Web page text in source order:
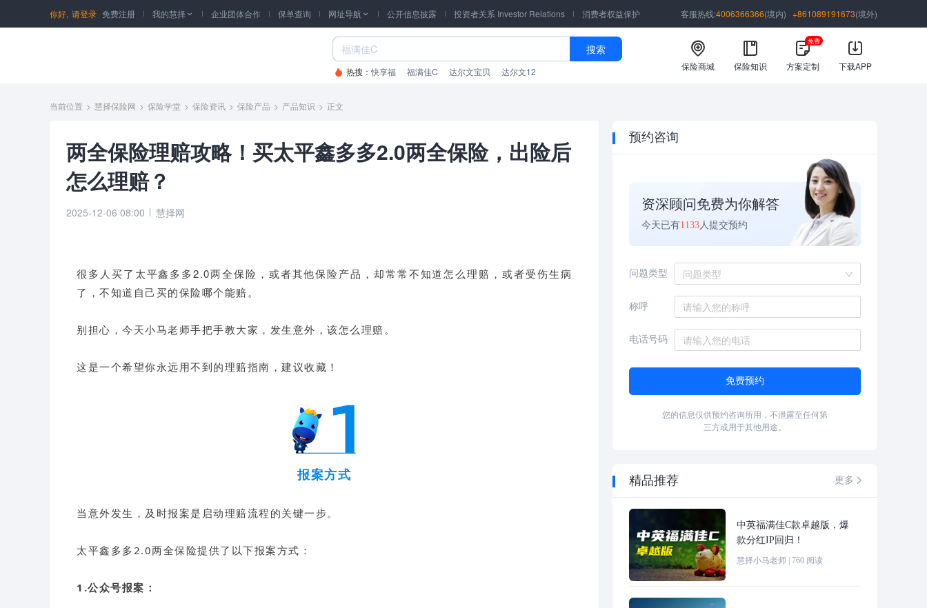
你好, 请登录 免费注册 我的慧择  企业团体合作 保单查询 网址导航  公开信息披露 投资者关系 Investor Relations 消费者权益保护 客服热线:4006366366(境内) +861089191673(境外)
搜索
热搜：快享福 福满佳C 达尔文宝贝 达尔文12 保险商城 保险知识 方案定制
免费
下载APP
当前位置 > 慧择保险网 > 保险学堂 > 保险资讯 > 保险产品 > 产品知识 > 正文
两全保险理赔攻略！买太平鑫多多2.0两全保险，出险后
怎么理赔？
2025-12-06 08:00 慧择网
很多人买了 太平鑫多多2.0两全保险 ，或者其他保险产品，却常常不知道怎么理赔，或者受伤生病
了，不知道自己买的保险哪个能赔。
别担心，今天小马老师手把手教大家，发生意外，该怎么理赔。
这是一个希望你永远用不到的理赔指南，建议收藏！
报案方式
当意外发生，及时报案是启动理赔流程的关键一步。
太平鑫多多2.0两全保险提供了以下报案方式：
1.公众号报案：
预约咨询
资深顾问免费为你解答
今天已有1133人提交预约
问题类型 问题类型
称呼
电话号码
免费预约
您的信息仅供预约咨询所用，不泄露至任何第
三方或用于其他用途。
精品推荐 更多 
中英福满佳C款卓越版，爆
款分红IP回归！
慧择小马老师 760 阅读